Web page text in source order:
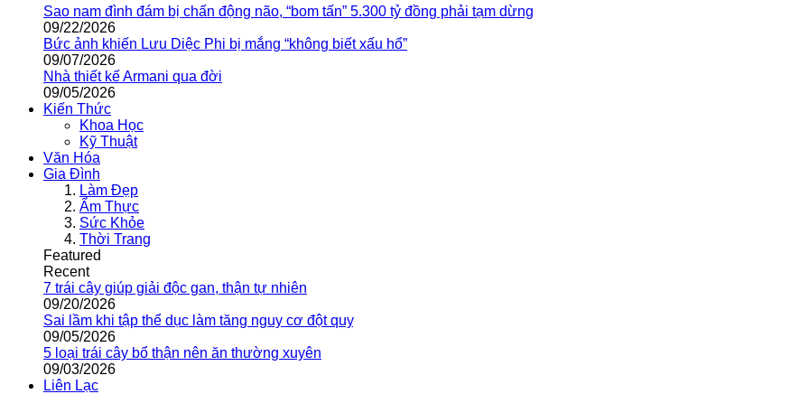
Sao nam đình đám bị chấn động não, “bom tấn” 5.300 tỷ đồng phải tạm dừng
09/22/2026
Bức ảnh khiến Lưu Diệc Phi bị mắng “không biết xấu hổ”
09/07/2026
Nhà thiết kế Armani qua đời
09/05/2026
Kiến Thức
Khoa Học
Kỹ Thuật
Văn Hóa
Gia Đình
Làm Đẹp
Ẩm Thực
Sức Khỏe
Thời Trang
Featured
Recent
7 trái cây giúp giải độc gan, thận tự nhiên
09/20/2026
Sai lầm khi tập thể dục làm tăng nguy cơ đột quỵ
09/05/2026
5 loại trái cây bổ thận nên ăn thường xuyên
09/03/2026
Liên Lạc